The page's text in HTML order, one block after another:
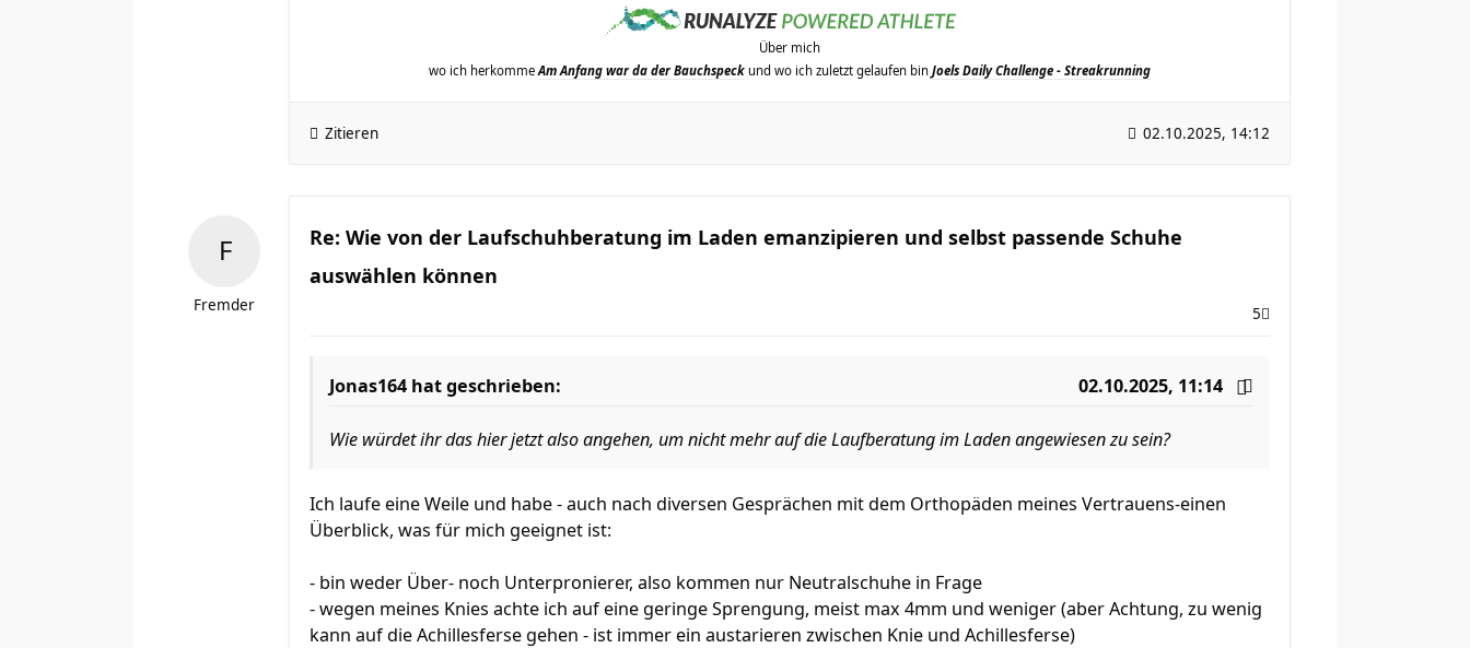
Über mich
wo ich herkommeAm Anfang war da der Bauchspeck und wo ich zuletzt gelaufen bin Joels Daily Challenge - Streakrunning
Zitieren 02.10.2025, 14:12
Fremder
Re: Wie von der Laufschuhberatung im Laden emanzipieren und selbst passende Schuhe
auswählen können
5
Jonas164 hat geschrieben: 02.10.2025, 11:14
Wie würdet ihr das hier jetzt also angehen, um nicht mehr auf die Laufberatung im Laden angewiesen zu sein?
Ich laufe eine Weile und habe - auch nach diversen Gesprächen mit dem Orthopäden meines Vertrauens-einen
Überblick, was für mich geeignet ist:
- bin weder Über- noch Unterpronierer, also kommen nur Neutralschuhe in Frage
- wegen meines Knies achte ich auf eine geringe Sprengung, meist max 4mm und weniger (aber Achtung, zu wenig
kann auf die Achillesferse gehen - ist immer ein austarieren zwischen Knie und Achillesferse)